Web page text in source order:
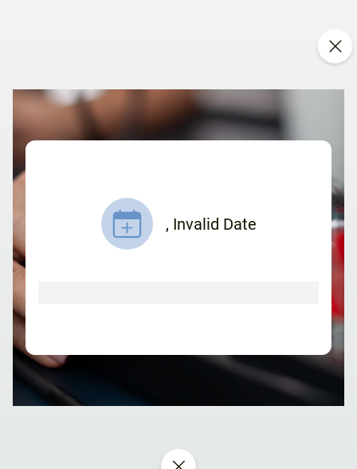
, Invalid Date